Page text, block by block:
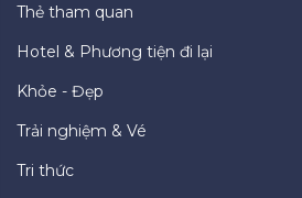
Thẻ tham quan
Hotel & Phương tiện đi lại
Khỏe - Đẹp
Trải nghiệm & Vé
Tri thức